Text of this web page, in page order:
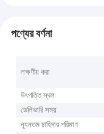
পণ্যের বর্ণনা
লক্ষণীয় করা
উৎপত্তি স্থল
ডেলিভারি সময়
ন্যূনতম চাহিদার পরিমাণ